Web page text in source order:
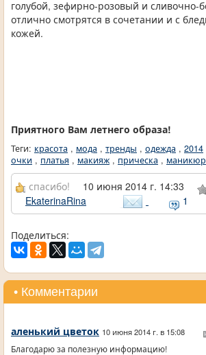
голубой, зефирно-розовый и сливочно-
отлично смотрятся в сочетании и с
кожей.
Приятного Вам летнего образа!
Теги: красота , мода , тренды , одежда , 2014
очки , платья , макияж, прическа , маникюр
спасибо! 10 июня 2014 г. 14:33
EkaterinaRina
1
Поделиться:
• Комментарии
аленький цветок 10 июня 2014 г. в 15:08
Благодарю за полезную информацию!